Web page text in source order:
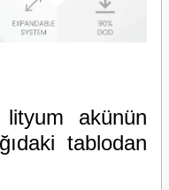
akünün
tablodan